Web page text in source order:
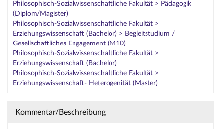
Philosophisch-Sozialwissenschaftliche Fakultät > Pädagogik
(Diplom/Magister)
Philosophisch-Sozialwissenschaftliche Fakultät >
Erziehungswissenschaft (Bachelor) > Begleitstudium /
Gesellschaftliches Engagement (M10)
Philosophisch-Sozialwissenschaftliche Fakultät >
Erziehungswissenschaft (Bachelor)
Philosophisch-Sozialwissenschaftliche Fakultät >
Erziehungswissenschaft- Heterogenität (Master)
Kommentar/Beschreibung